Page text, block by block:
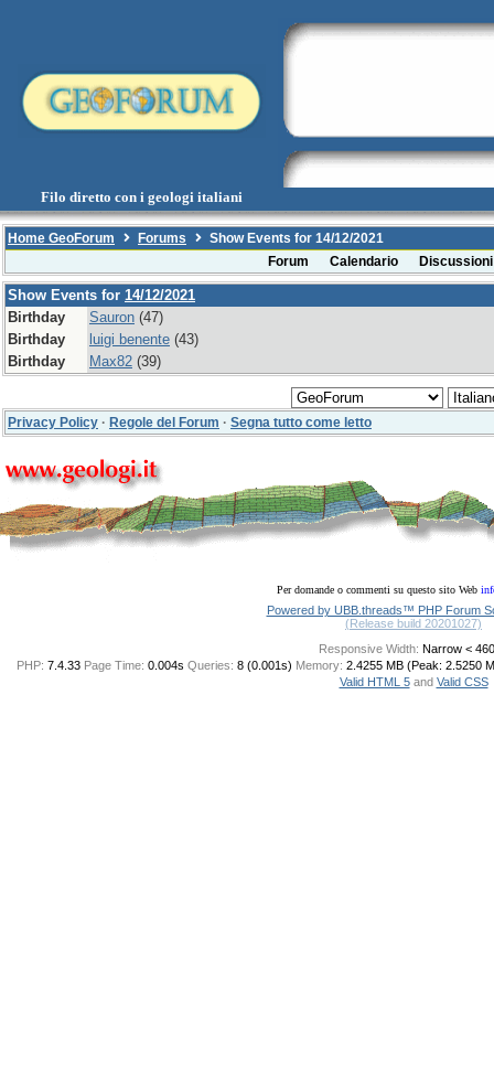
Filo diretto con i geologi italiani
Home GeoForum Forums
Show Events for 14/12/2021
Forum
Calendario
Show Events for 14/12/2021
Birthday
Sauron (47)
Birthday
luigi benente (43)
Birthday
Max82 (39)
Privacy Policy · Regole del Forum · Segna tutto come letto
Per domande o commenti su questo sito Web
Powered by UBB.threads™ PHP Forum
(Release build 20201027)
Responsive Width:
PHP: 7.4.33 Page Time: 0.004s Queries: 8 (0.001s) Memory: 2.4255 MB (Peak: 2.5250
Valid HTML 5 and Valid CSS